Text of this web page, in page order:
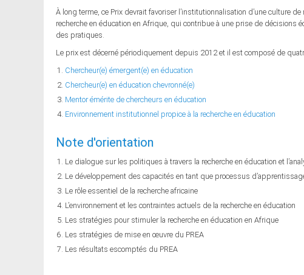
À long terme, ce Prix devrait favoriser l’institutionnalisation d’une culture
recherche en éducation en Afrique, qui contribue à une prise de décisions
des pratiques.
Le prix est décerné périodiquement depuis 2012 et il est composé de
Chercheur(e) émergent(e) en éducation
Chercheur(e) en éducation chevronné(e)
Mentor émérite de chercheurs en éducation
Environnement institutionnel propice à la recherche en éducation
Note d'orientation
Le dialogue sur les politiques à travers la recherche en éducation et
Le développement des capacités en tant que processus
Le rôle essentiel de la recherche africaine
L’environnement et les contraintes actuels de la recherche en éducation
Les stratégies pour stimuler la recherche en éducation en Afrique
Les stratégies de mise en œuvre du PREA
Les résultats escomptés du PREA